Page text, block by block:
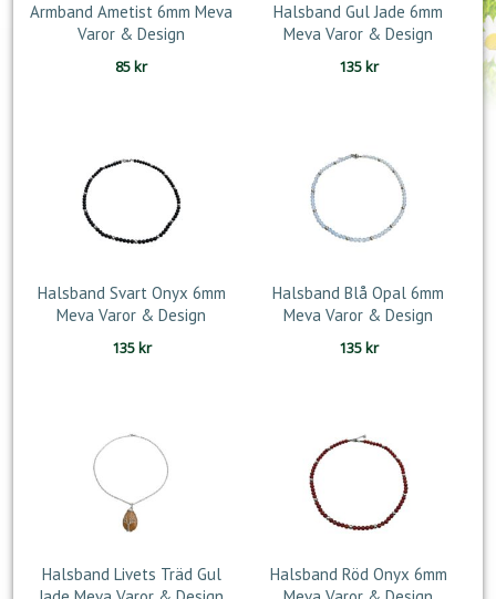
Armband Ametist 6mm Meva
Varor & Design
85 kr
Halsband Gul Jade 6mm
Meva Varor & Design
135 kr
Halsband Svart Onyx 6mm
Meva Varor & Design
135kr
Halsband Blå Opal 6mm
Meva Varor & Design
135kr
Halsband Livets Träd Gul
Halsband Röd Onyx 6mm